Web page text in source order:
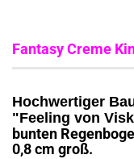
Fantasy Creme
Hochwertiger
"Feeling von
bunten
0,8 cm groß.